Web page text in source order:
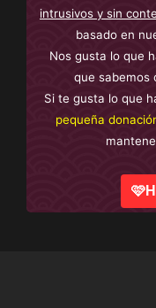
intrusivos y sin
basado en
Nos gusta lo que
que sabemos
Si te gusta lo que
pequeña